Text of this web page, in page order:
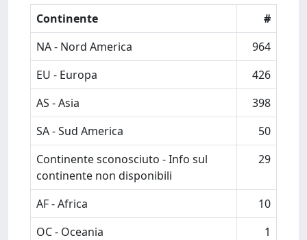
Continente
#
NA - Nord America
964
EU - Europa
426
AS - Asia
398
SA - Sud America
50
Continente sconosciuto - Info sul
continente non disponibili
29
AF - Africa
10
OC - Oceania
1